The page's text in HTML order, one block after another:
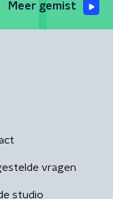
Meer gemist
vragen
studio